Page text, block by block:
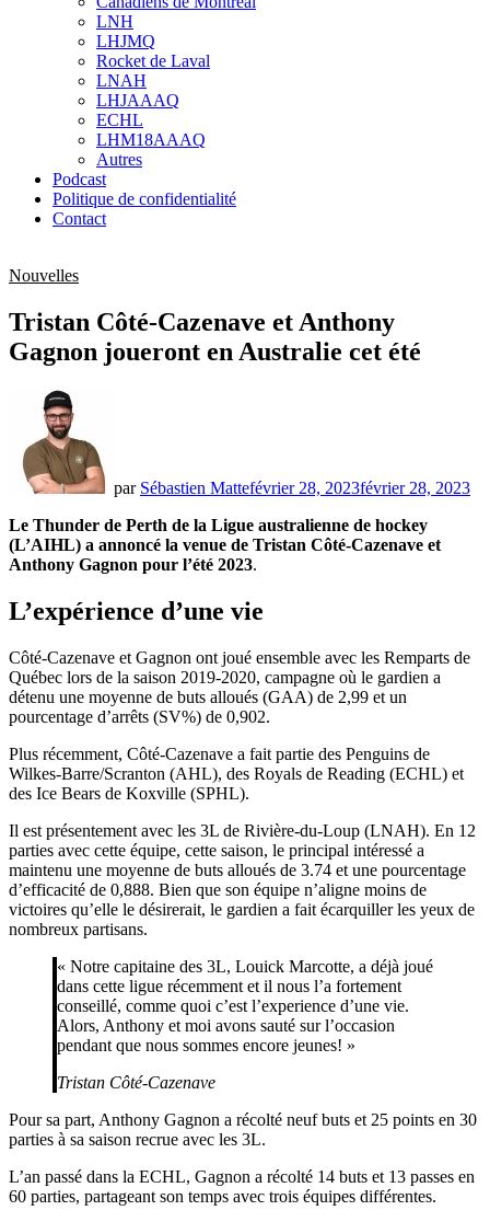
sub
menu
LNH
LHJMQ
Rocket de Laval
LNAH
LHJAAAQ
ECHL
LHM18AAAQ
Autres
Podcast
Politique de confidentialité
Contact
Nouvelles
Tristan Côté-Cazenave et Anthony
Gagnon joueront en Australie cet été
par Sébastien Mattefévrier 28, 2023février 28, 2023
Le Thunder de Perth de la Ligue australienne de hockey
(L’AIHL) a annoncé la venue de Tristan Côté-Cazenave et
Anthony Gagnon pour l’été 2023.
L’expérience d’une vie
Côté-Cazenave et Gagnon ont joué ensemble avec les Remparts de
Québec lors de la saison 2019-2020, campagne où le gardien a
détenu une moyenne de buts alloués (GAA) de 2,99 et un
pourcentage d’arrêts (SV%) de 0,902.
Plus récemment, Côté-Cazenave a fait partie des Penguins de
Wilkes-Barre/Scranton (AHL), des Royals de Reading (ECHL) et
des Ice Bears de Koxville (SPHL).
Il est présentement avec les 3L de Rivière-du-Loup (LNAH). En 12
parties avec cette équipe, cette saison, le principal intéressé a
maintenu une moyenne de buts alloués de 3.74 et une pourcentage
d’efficacité de 0,888. Bien que son équipe n’aligne moins de
victoires qu’elle le désirerait, le gardien a fait écarquiller les yeux de
nombreux partisans.
« Notre capitaine des 3L, Louick Marcotte, a déjà joué
dans cette ligue récemment et il nous l’a fortement
conseillé, comme quoi c’est l’experience d’une vie.
Alors, Anthony et moi avons sauté sur l’occasion
pendant que nous sommes encore jeunes! »
Tristan Côté-Cazenave
Pour sa part, Anthony Gagnon a récolté neuf buts et 25 points en 30
parties à sa saison recrue avec les 3L.
L’an passé dans la ECHL, Gagnon a récolté 14 buts et 13 passes en
60 parties, partageant son temps avec trois équipes différentes.